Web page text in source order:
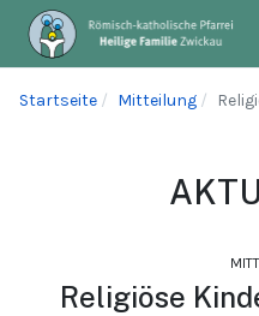
Startseite Mitteilung
Religiöse